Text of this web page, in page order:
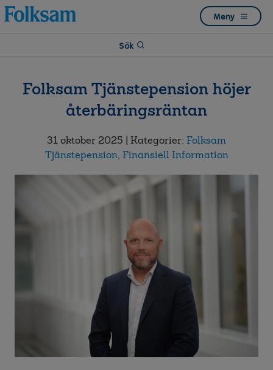
Till
navigation
Till
innehåll
Meny
Sök
Folksam Tjänstepension höjer
återbäringsräntan
31 oktober 2025 | Kategorier: Folksam
Tjänstepension, Finansiell Information